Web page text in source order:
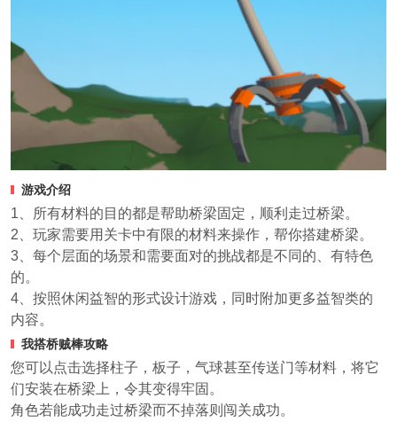
游戏介绍
1、所有材料的目的都是帮助桥梁固定，顺利走过桥梁。
2、玩家需要用关卡中有限的材料来操作，帮你搭建桥梁。
3、每个层面的场景和需要面对的挑战都是不同的、有特色
的。
4、按照休闲益智的形式设计游戏，同时附加更多益智类的
内容。
我搭桥贼棒攻略
您可以点击选择柱子，板子，气球甚至传送门等材料，将它
们安装在桥梁上，令其变得牢固。
角色若能成功走过桥梁而不掉落则闯关成功。